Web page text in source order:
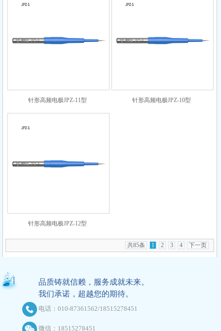
针形高频电极JPZ-11型 针形高频电极JPZ-10型
针形高频电极JPZ-12型
共85条 1 2 3 4 下一页
品质铸就信赖，服务成就未来。
我们承诺，超越您的期待。
电话：010-87361562/18515278451
微信：18515278451